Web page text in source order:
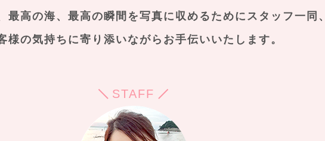
最高の海、最高の瞬間を写真に収めるためにスタッフ一同、
様の気持ちに寄り添いながらお手伝いいたします。
STAFF